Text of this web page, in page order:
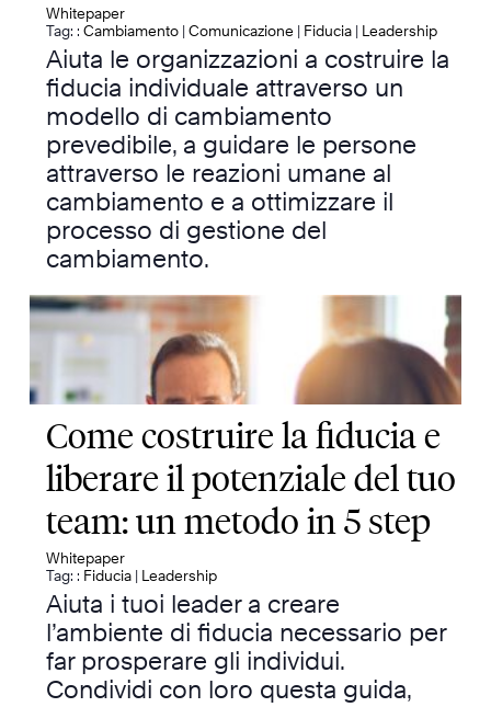
Whitepaper
Tag: : Cambiamento |Comunicazione | Fiducia | Leadership
Aiuta le organizzazioni a costruire la
fiducia individuale attraverso un
modello di cambiamento
prevedibile, a guidare le persone
attraverso le reazioni umane al
cambiamento e a ottimizzare il
processo di gestione del
cambiamento.
Come costruire la fiducia e
liberare il potenziale del tuo
team: un metodo in 5 step
Whitepaper
Tag: : Fiducia | Leadership
Aiuta i tuoi leader a creare
l’ambiente di fiducia necessario per
far prosperare gli individui.
Condividi con loro questa guida,